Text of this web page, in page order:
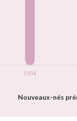
Nouveaux-nés